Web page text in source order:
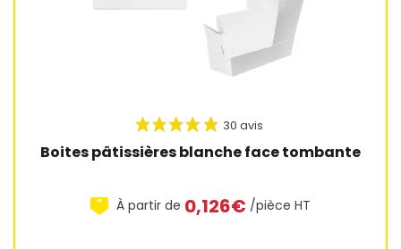
Boites pâtissières blanche face tombante
À partir de 0,126€ /pièce HT